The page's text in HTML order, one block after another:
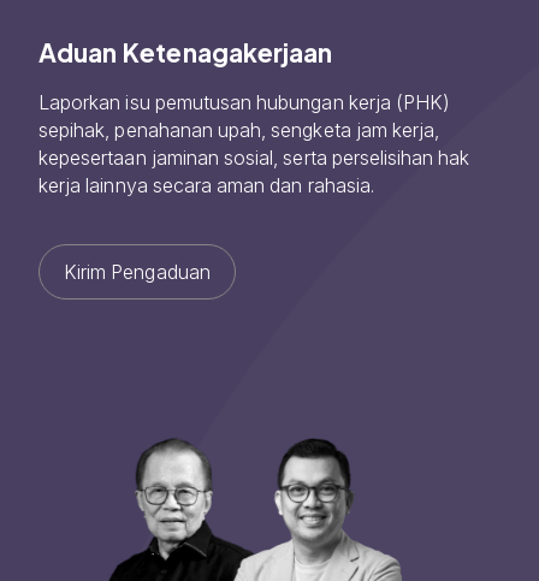
Aduan Ketenagakerjaan
Laporkan isu pemutusan hubungan kerja (PHK)
sepihak, penahanan upah, sengketa jam kerja,
kepesertaan jaminan sosial, serta perselisihan hak
kerja lainnya secara aman dan rahasia.
Kirim Pengaduan